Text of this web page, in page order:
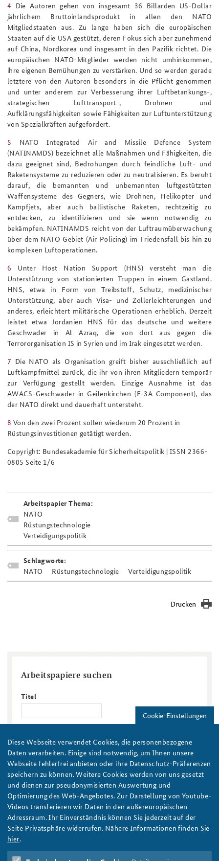
4 Die Autoren gehen von insgesamt 36 Billarden US-Dollar
jährlichem Bruttoinlandsprodukt in allen den NATO
Mitgliedstaaten aus. Zu lange haben sich die europäischen
Staaten auf die USA gestützt, deren Fokus sich aber zunehmend
auf China, Nordkorea und insgesamt in den Pazifik richtet. Die
europäischen NATO-Mitglieder werden nicht umhinkommen,
ihre eigenen Bemühungen zu verstärken. Und so werden gerade
letztere von den Autoren besonders in die Pflicht genommen
und unter anderem zur Verbesserung ihrer Luftbetankungs-,
strategischen Lufttransport-, Drohnen- und
Aufklärungsfähigkeiten sowie Fähigkeiten zur Luftunterstützung
von Spezialkräften aufgefordert.
5 NATO Integrated Air and Missile Defence System
(NATINAMDS) bezeichnet alle Maßnahmen und Fähigkeiten, die
dazu geeignet sind, Bedrohungen durch feindliche Luft- und
Raketensysteme zu reduzieren oder zu neutralisieren. Es beruht
darauf, die bemannten und unbemannten luftgestützten
Waffensysteme des Gegners, wie Drohnen, Helikopter und
Kampfjets, aber auch ballistische Raketen, rechtzeitig zu
entdecken, zu identifizieren und sie wenn notwendig zu
bekämpfen. NATINAMDS reicht von der Luftraumüberwachung
über dem NATO Gebiet (Air Policing) im Friedensfall bis hin zu
komplexen Luftoperationen.
6 Unter Host Nation Support (HNS) versteht man die
Unterstützung von stationierten Truppen in einem Gastland.
HNS, etwa in Form von Treibstoff, Schutz, medizinischer
Unterstützung, aber auch Visa- und Zollerleichterungen und
anderes, erleichtert militärische Operationen erheblich. Derzeit
leistet etwa Jordanien HNS für das deutsche und weitere
Geschwader in Al Azraq, die von dort aus gegen die
Terrororganisation IS in Syrien und im Irak eingesetzt werden.
7 Die NATO als Organisation greift bisher ausschließlich auf
Luftkampfmittel zurück, die ihr von ihren Mitgliedern temporär
zur Verfügung gestellt werden. Einzige Ausnahme ist das
AWACS-Geschwader in Geilenkirchen (E-3A Component), das
der NATO direkt und dauerhaft untersteht.
8 Von den zwei Prozent sollen wiederum 20 Prozent in
Rüstungsinvestitionen getätigt werden.
Copyright: Bundesakademie für Sicherheitspolitik | ISSN 2366-
0805 Seite 1/6
Arbeitspapier Thema:
NATO
Rüstungstechnologie
Verteidigungspolitik
Schlagworte:
NATO
Rüstungstechnologie Verteidigungspolitik
Drucken
Arbeitspapiere suchen
Titel
Region/Land
Thema
Veröffentlichungsjahr
Veröffentlichungsjahr
Jahr
Autor/in
Cookie-Einstellungen
Diese Webseite verwendet Cookies, die personenbezogene
Daten verarbeiten. Einige sind notwendig, um Ihnen unsere
Webseite fehlerfrei anbieten oder ihre Datenschutz-Präferenzen
speichern zu können. Weitere Cookies werden von uns gesetzt
und dienen zur pseudonymisierten Auswertung und
Optimierung des Web-Angebotes. Zur Darstellung von Youtube-
Videos transferieren wir Daten in den außereuropäischen
Adressraum. Ihr Einverständnis können Sie jederzeit auf der
Seite Privatsphäre widerrufen. Nähere Informationen finden Sie
hier.